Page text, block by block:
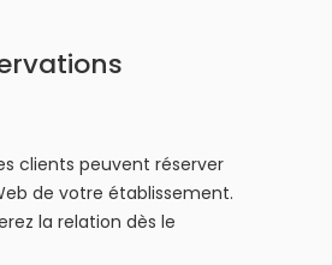
clients peuvent réserver
de votre établissement.
la relation dès le